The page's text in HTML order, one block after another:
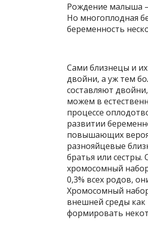
Рождение малыша
Но многоплодная
беременность
Сами близнецы и
двойни, а уж тем
составляют
можем в
процессе
развитии
повышающих
разнояйцевые
братья или
хромосомный
0,3% всех родов,
Хромосомный
внешней среды как
формировать